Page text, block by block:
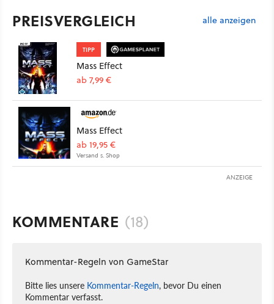
PREISVERGLEICH alle anzeigen
TIPP
Mass Effect
ab 7,99 €
Mass Effect
ab 19,95 €
Versand s. Shop
ANZEIGE
KOMMENTARE (18)
Kommentar-Regeln von GameStar
Bitte lies unsere Kommentar-Regeln, bevor Du einen
Kommentar verfasst.